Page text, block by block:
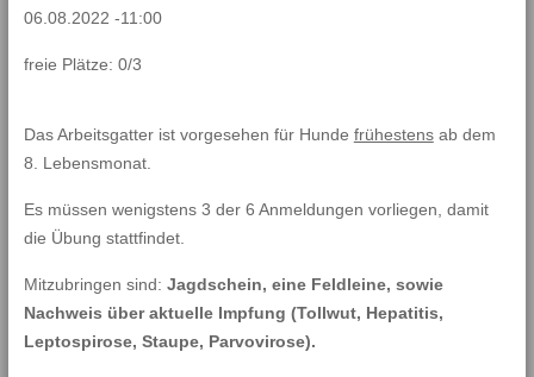
06.08.2022 -11:00
freie Plätze: 0/3
Das Arbeitsgatter ist vorgesehen für Hunde frühestensab dem
8. Lebensmonat.
Es müssen wenigstens 3 der 6 Anmeldungen vorliegen, damit
die Übung stattfindet.
Mitzubringen sind: Jagdschein, eine Feldleine, sowie
Nachweis über aktuelle Impfung (Tollwut, Hepatitis,
Leptospirose, Staupe, Parvovirose).